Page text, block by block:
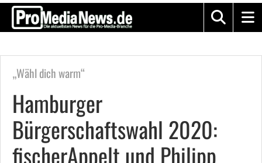
„Wähl dich warm“
Hamburger
Bürgerschaftswahl 2020:
fischerAppelt und Philipp